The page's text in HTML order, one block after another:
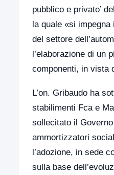
pubblico e privato’
la quale «si
del settore
l’elaborazione di un
componenti, in vista
L’on. Gribaudo ha
stabilimenti Fca e
sollecitato il
ammortizzatori
l’adozione, in sede
sulla base